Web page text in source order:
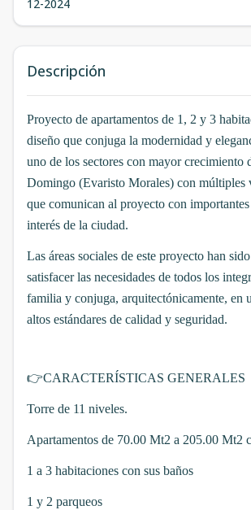
12-2024
Descripción
Proyecto de apartamentos de 1, 2 y 3
diseño que conjuga la modernidad y
uno de los sectores con mayor crecimiento
Domingo (Evaristo Morales) con múltiples
que comunican al proyecto con
interés de la ciudad.
Las áreas sociales de este proyecto han
satisfacer las necesidades de todos los
familia y conjuga, arquitectónicamente, en
altos estándares de calidad y seguridad.
👉CARACTERÍSTICAS GENERALES
Torre de 11 niveles.
Apartamentos de 70.00 Mt2 a 205.00 Mt2
1 a 3 habitaciones con sus baños
1 y 2 parqueos